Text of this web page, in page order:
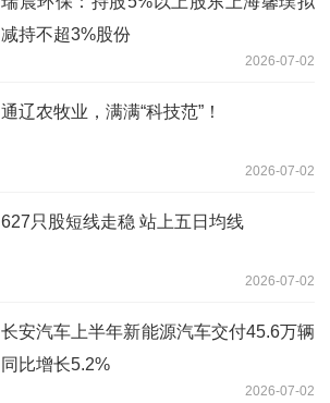
减持不超3%股份
2026-07-02
通辽农牧业，满满“科技范”！
2026-07-02
627只股短线走稳 站上五日均线
2026-07-02
长安汽车上半年新能源汽车交付45.6万辆
同比增长5.2%
2026-07-02